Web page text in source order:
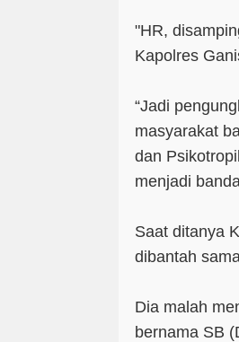
"HR,
Kapolres
“Jadi
masyarakat
dan
menjadi
Saat ditanya
dibantah
Dia malah
bernama SB